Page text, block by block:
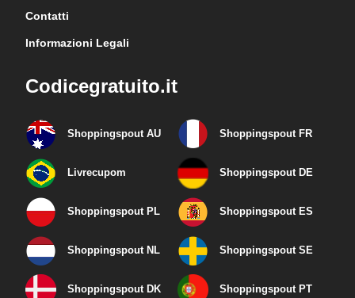
Contatti
Informazioni Legali
Codicegratuito.it
Shoppingspout AU Shoppingspout FR
Livrecupom Shoppingspout DE
Shoppingspout PL Shoppingspout ES
Shoppingspout NL Shoppingspout SE
Shoppingspout DK Shoppingspout PT